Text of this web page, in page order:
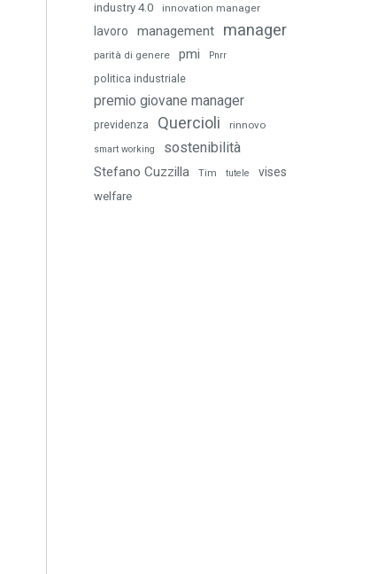
industry 4.0 innovation manager
lavoro management manager
parità di genere pmi Pnrr
politica industriale
premio giovane manager
previdenza Quercioli rinnovo
smart working sostenibilità
Stefano Cuzzilla Tim tutele vises
welfare